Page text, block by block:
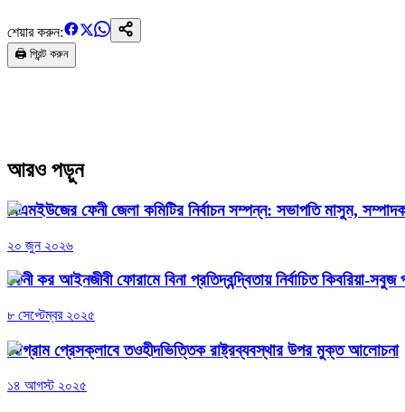
শেয়ার করুন:
🖨️ প্রিন্ট করুন
আরও পড়ুন
বিএমইউজের ফেনী জেলা কমিটির নির্বাচন সম্পন্ন: সভাপতি মাসুম,
২০ জুন ২০২৬
ফেনী কর আইনজীবী ফোরামে বিনা প্রতিদ্বন্দ্বিতায় নির্বাচিত কিবরিয়া-সবুজ
৮ সেপ্টেম্বর ২০২৫
চট্টগ্রাম প্রেসক্লাবে তওহীদভিত্তিক রাষ্ট্রব্যবস্থার উপর মুক্ত আলোচনা
১৪ আগস্ট ২০২৫